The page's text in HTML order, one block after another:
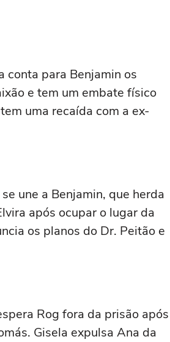
conta para Benjamin os
e tem um embate físico
uma recaída com a ex-
une a Benjamin, que herda
após ocupar o lugar da
os planos do Dr. Peitão e
Rog fora da prisão após
Gisela expulsa Ana da